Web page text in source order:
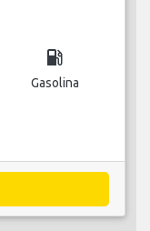
local_gas_station
Gasolina